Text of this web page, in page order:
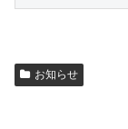
お知らせ